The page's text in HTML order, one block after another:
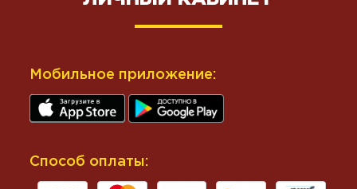
Мобильное приложение:
Способ оплаты: